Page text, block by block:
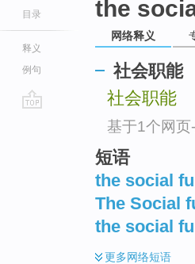
目录
释义
例句
the
网络释义
社会职能
社会职能
基于1个网页-
短语
the social
The Social
the social
更多网络短语